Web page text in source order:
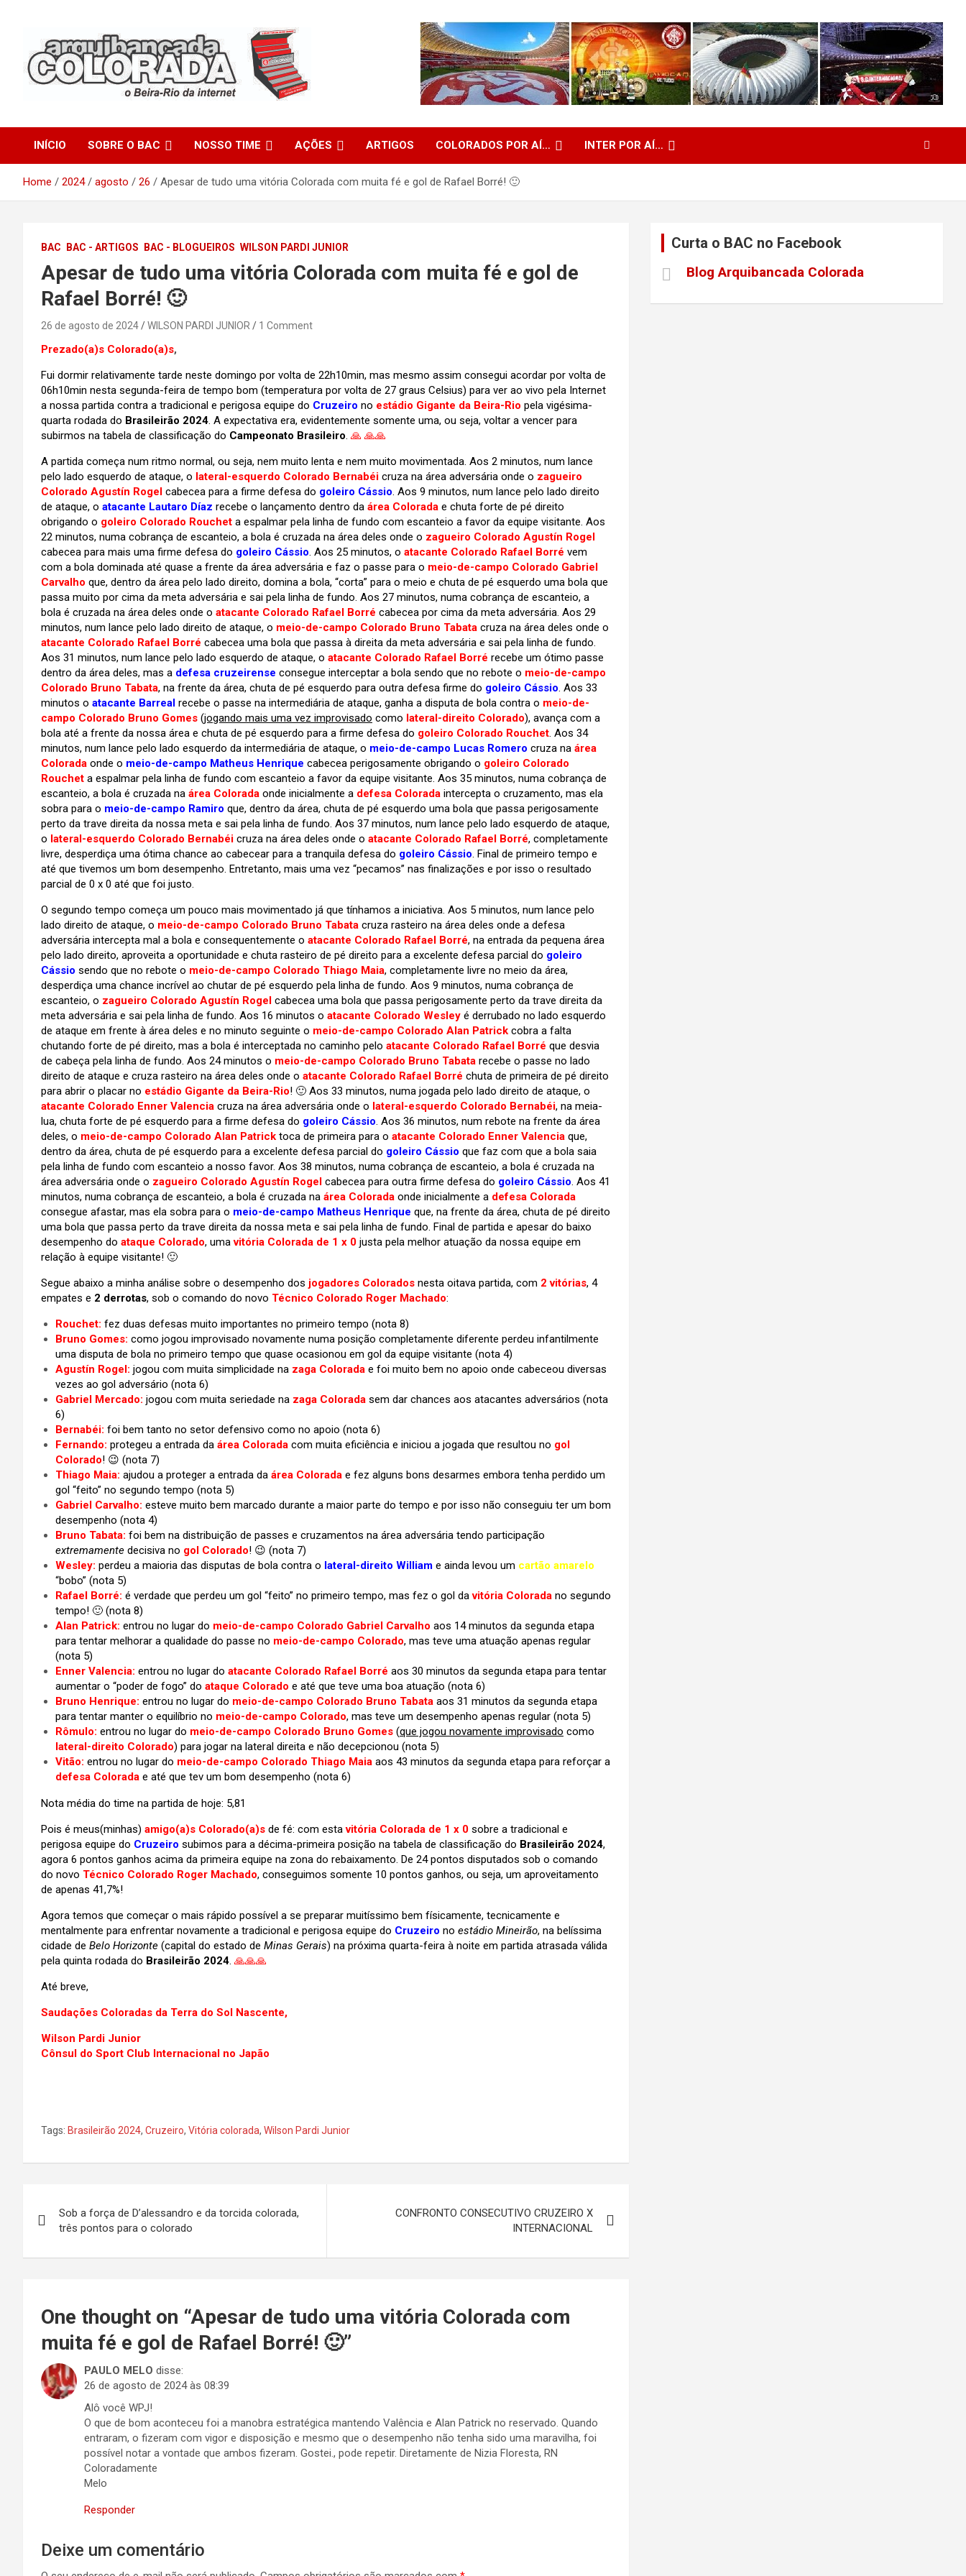
Arquibancada Colorada
INÍCIO SOBRE O BAC NOSSO TIME AÇÕES ARTIGOS COLORADOS POR AÍ… INTER POR AÍ…
Home 2024 agosto 26 Apesar de tudo uma vitória Colorada com muita fé e gol de Rafael Borré! 🙂
BAC BAC - ARTIGOS BAC - BLOGUEIROS WILSON PARDI JUNIOR
Apesar de tudo uma vitória Colorada com muita fé e gol de
Rafael Borré! 🙂
26 de agosto de 2024 WILSON PARDI JUNIOR 1 Comment
Prezado(a)s Colorado(a)s,
Fui dormir relativamente tarde neste domingo por volta de 22h10min, mas mesmo assim consegui acordar por volta de
06h10min nesta segunda-feira de tempo bom (temperatura por volta de 27 graus Celsius) para ver ao vivo pela Internet
a nossa partida contra a tradicional e perigosa equipe do Cruzeiro no estádio Gigante da Beira-Rio pela vigésima-
quarta rodada do Brasileirão 2024. A expectativa era, evidentemente somente uma, ou seja, voltar a vencer para
subirmos na tabela de classificação do Campeonato Brasileiro. 🙏 🙏🙏
A partida começa num ritmo normal, ou seja, nem muito lenta e nem muito movimentada. Aos 2 minutos, num lance
pelo lado esquerdo de ataque, o lateral-esquerdo Colorado Bernabéi cruza na área adversária onde o zagueiro
Colorado Agustín Rogel cabecea para a firme defesa do goleiro Cássio. Aos 9 minutos, num lance pelo lado direito
de ataque, o atacante Lautaro Díaz recebe o lançamento dentro da área Colorada e chuta forte de pé direito
obrigando o goleiro Colorado Rouchet a espalmar pela linha de fundo com escanteio a favor da equipe visitante. Aos
22 minutos, numa cobrança de escanteio, a bola é cruzada na área deles onde o zagueiro Colorado Agustín Rogel
cabecea para mais uma firme defesa do goleiro Cássio. Aos 25 minutos, o atacante Colorado Rafael Borré vem
com a bola dominada até quase a frente da área adversária e faz o passe para o meio-de-campo Colorado Gabriel
Carvalho que, dentro da área pelo lado direito, domina a bola, “corta” para o meio e chuta de pé esquerdo uma bola que
passa muito por cima da meta adversária e sai pela linha de fundo. Aos 27 minutos, numa cobrança de escanteio, a
bola é cruzada na área deles onde o atacante Colorado Rafael Borré cabecea por cima da meta adversária. Aos 29
minutos, num lance pelo lado direito de ataque, o meio-de-campo Colorado Bruno Tabata cruza na área deles onde o
atacante Colorado Rafael Borré cabecea uma bola que passa à direita da meta adversária e sai pela linha de fundo.
Aos 31 minutos, num lance pelo lado esquerdo de ataque, o atacante Colorado Rafael Borré recebe um ótimo passe
dentro da área deles, mas a defesa cruzeirense consegue interceptar a bola sendo que no rebote o meio-de-campo
Colorado Bruno Tabata, na frente da área, chuta de pé esquerdo para outra defesa firme do goleiro Cássio. Aos 33
minutos o atacante Barreal recebe o passe na intermediária de ataque, ganha a disputa de bola contra o meio-de-
campo Colorado Bruno Gomes (jogando mais uma vez improvisado como lateral-direito Colorado), avança com a
bola até a frente da nossa área e chuta de pé esquerdo para a firme defesa do goleiro Colorado Rouchet. Aos 34
minutos, num lance pelo lado esquerdo da intermediária de ataque, o meio-de-campo Lucas Romero cruza na área
Colorada onde o meio-de-campo Matheus Henrique cabecea perigosamente obrigando o goleiro Colorado
Rouchet a espalmar pela linha de fundo com escanteio a favor da equipe visitante. Aos 35 minutos, numa cobrança de
escanteio, a bola é cruzada na área Colorada onde inicialmente a defesa Colorada intercepta o cruzamento, mas ela
sobra para o meio-de-campo Ramiro que, dentro da área, chuta de pé esquerdo uma bola que passa perigosamente
perto da trave direita da nossa meta e sai pela linha de fundo. Aos 37 minutos, num lance pelo lado esquerdo de ataque,
o lateral-esquerdo Colorado Bernabéi cruza na área deles onde o atacante Colorado Rafael Borré, completamente
livre, desperdiça uma ótima chance ao cabecear para a tranquila defesa do goleiro Cássio. Final de primeiro tempo e
até que tivemos um bom desempenho. Entretanto, mais uma vez “pecamos” nas finalizações e por isso o resultado
parcial de 0 x 0 até que foi justo.
O segundo tempo começa um pouco mais movimentado já que tínhamos a iniciativa. Aos 5 minutos, num lance pelo
lado direito de ataque, o meio-de-campo Colorado Bruno Tabata cruza rasteiro na área deles onde a defesa
adversária intercepta mal a bola e consequentemente o atacante Colorado Rafael Borré, na entrada da pequena área
pelo lado direito, aproveita a oportunidade e chuta rasteiro de pé direito para a excelente defesa parcial do goleiro
Cássio sendo que no rebote o meio-de-campo Colorado Thiago Maia, completamente livre no meio da área,
desperdiça uma chance incrível ao chutar de pé esquerdo pela linha de fundo. Aos 9 minutos, numa cobrança de
escanteio, o zagueiro Colorado Agustín Rogel cabecea uma bola que passa perigosamente perto da trave direita da
meta adversária e sai pela linha de fundo. Aos 16 minutos o atacante Colorado Wesley é derrubado no lado esquerdo
de ataque em frente à área deles e no minuto seguinte o meio-de-campo Colorado Alan Patrick cobra a falta
chutando forte de pé direito, mas a bola é interceptada no caminho pelo atacante Colorado Rafael Borré que desvia
de cabeça pela linha de fundo. Aos 24 minutos o meio-de-campo Colorado Bruno Tabata recebe o passe no lado
direito de ataque e cruza rasteiro na área deles onde o atacante Colorado Rafael Borré chuta de primeira de pé direito
para abrir o placar no estádio Gigante da Beira-Rio! 🙂 Aos 33 minutos, numa jogada pelo lado direito de ataque, o
atacante Colorado Enner Valencia cruza na área adversária onde o lateral-esquerdo Colorado Bernabéi, na meia-
lua, chuta forte de pé esquerdo para a firme defesa do goleiro Cássio. Aos 36 minutos, num rebote na frente da área
deles, o meio-de-campo Colorado Alan Patrick toca de primeira para o atacante Colorado Enner Valencia que,
dentro da área, chuta de pé esquerdo para a excelente defesa parcial do goleiro Cássio que faz com que a bola saia
pela linha de fundo com escanteio a nosso favor. Aos 38 minutos, numa cobrança de escanteio, a bola é cruzada na
área adversária onde o zagueiro Colorado Agustín Rogel cabecea para outra firme defesa do goleiro Cássio. Aos 41
minutos, numa cobrança de escanteio, a bola é cruzada na área Colorada onde inicialmente a defesa Colorada
consegue afastar, mas ela sobra para o meio-de-campo Matheus Henrique que, na frente da área, chuta de pé direito
uma bola que passa perto da trave direita da nossa meta e sai pela linha de fundo. Final de partida e apesar do baixo
desempenho do ataque Colorado, umavitória Colorada de 1 x 0 justa pela melhor atuação da nossa equipe em
relação à equipe visitante! 🙂
Segue abaixo a minha análise sobre o desempenho dos jogadores Colorados nesta oitava partida, com 2 vitórias, 4
empates e 2 derrotas, sob o comando do novo Técnico Colorado Roger Machado:
Rouchet: fez duas defesas muito importantes no primeiro tempo (nota 8)
Bruno Gomes: como jogou improvisado novamente numa posição completamente diferente perdeu infantilmente
uma disputa de bola no primeiro tempo que quase ocasionou em gol da equipe visitante (nota 4)
Agustín Rogel: jogou com muita simplicidade na zaga Colorada e foi muito bem no apoio onde cabeceou diversas
vezes ao gol adversário (nota 6)
Gabriel Mercado: jogou com muita seriedade na zaga Colorada sem dar chances aos atacantes adversários (nota
6)
Bernabéi: foi bem tanto no setor defensivo como no apoio (nota 6)
Fernando: protegeu a entrada da área Colorada com muita eficiência e iniciou a jogada que resultou no gol
Colorado! 😉 (nota 7)
Thiago Maia: ajudou a proteger a entrada da área Colorada e fez alguns bons desarmes embora tenha perdido um
gol “feito” no segundo tempo (nota 5)
Gabriel Carvalho: esteve muito bem marcado durante a maior parte do tempo e por isso não conseguiu ter um bom
desempenho (nota 4)
Bruno Tabata: foi bem na distribuição de passes e cruzamentos na área adversária tendo participação
extremamente decisiva no gol Colorado! 😉 (nota 7)
Wesley: perdeu a maioria das disputas de bola contra o lateral-direito William e ainda levou um cartão amarelo
“bobo” (nota 5)
Rafael Borré: é verdade que perdeu um gol “feito” no primeiro tempo, mas fez o gol davitória Colorada no segundo
tempo! 🙂 (nota 8)
Alan Patrick: entrou no lugar do meio-de-campo Colorado Gabriel Carvalho aos 14 minutos da segunda etapa
para tentar melhorar a qualidade do passe no meio-de-campo Colorado, mas teve uma atuação apenas regular
(nota 5)
Enner Valencia: entrou no lugar do atacante Colorado Rafael Borré aos 30 minutos da segunda etapa para tentar
aumentar o “poder de fogo” do ataque Colorado e até que teve uma boa atuação (nota 6)
Bruno Henrique: entrou no lugar do meio-de-campo Colorado Bruno Tabata aos 31 minutos da segunda etapa
para tentar manter o equilíbrio no meio-de-campo Colorado, mas teve um desempenho apenas regular (nota 5)
Rômulo: entrou no lugar do meio-de-campo Colorado Bruno Gomes (que jogou novamente improvisado como
lateral-direito Colorado) para jogar na lateral direita e não decepcionou (nota 5)
Vitão: entrou no lugar do meio-de-campo Colorado Thiago Maia aos 43 minutos da segunda etapa para reforçar a
defesa Colorada e até que tev um bom desempenho (nota 6)
Nota média do time na partida de hoje: 5,81
Pois é meus(minhas) amigo(a)s Colorado(a)s de fé: com estavitória Colorada de 1 x 0 sobre a tradicional e
perigosa equipe do Cruzeiro subimos para a décima-primeira posição na tabela de classificação do Brasileirão 2024,
agora 6 pontos ganhos acima da primeira equipe na zona do rebaixamento. De 24 pontos disputados sob o comando
do novo Técnico Colorado Roger Machado, conseguimos somente 10 pontos ganhos, ou seja, um aproveitamento
de apenas 41,7%!
Agora temos que começar o mais rápido possível a se preparar muitíssimo bem físicamente, tecnicamente e
mentalmente para enfrentar novamente a tradicional e perigosa equipe do Cruzeiro no estádio Mineirão, na belíssima
cidade de Belo Horizonte (capital do estado de Minas Gerais) na próxima quarta-feira à noite em partida atrasada válida
pela quinta rodada do Brasileirão 2024. 🙏🙏🙏
Até breve,
Saudações Coloradas da Terra do Sol Nascente,
Wilson Pardi Junior
Cônsul do Sport Club Internacional no Japão
Tags: Brasileirão 2024, Cruzeiro, Vitória colorada, Wilson Pardi Junior
de
Post
Sob a força de D’alessandro e da torcida colorada,
três pontos para o colorado
CONFRONTO CONSECUTIVO CRUZEIRO X
INTERNACIONAL
One thought on “Apesar de tudo uma vitória Colorada com
muita fé e gol de Rafael Borré! 🙂”
PAULO MELO disse:
26 de agosto de 2024 às 08:39
Alô você WPJ!
O que de bom aconteceu foi a manobra estratégica mantendo Valência e Alan Patrick no reservado. Quando
entraram, o fizeram com vigor e disposição e mesmo que o desempenho não tenha sido uma maravilha, foi
possível notar a vontade que ambos fizeram. Gostei., pode repetir. Diretamente de Nizia Floresta, RN
Coloradamente
Melo
Responder
Deixe um comentário
Curta o BAC no Facebook
Blog Arquibancada Colorada